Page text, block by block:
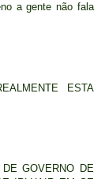
a gente não fala
ESTA
GOVERNO DE